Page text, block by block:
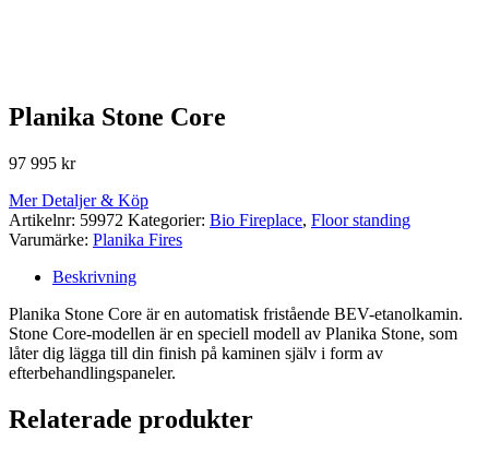
Planika Stone Core
97 995 kr
Mer Detaljer & Köp
Artikelnr: 59972 Kategorier: Bio Fireplace, Floor standing
Varumärke: Planika Fires
Beskrivning
Planika Stone Core är en automatisk fristående BEV-etanolkamin.
Stone Core-modellen är en speciell modell av Planika Stone, som
låter dig lägga till din finish på kaminen själv i form av
efterbehandlingspaneler.
Relaterade produkter